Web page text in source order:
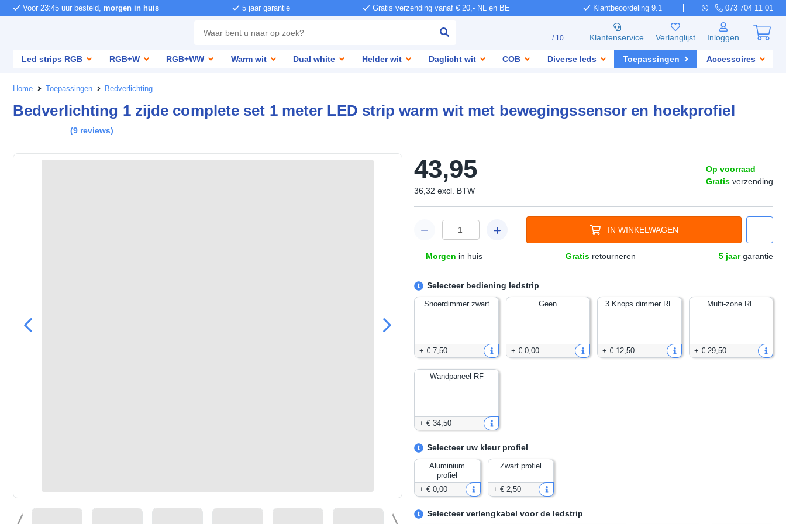
Voor 23:45 uur besteld, morgen in huis 5 jaar garantie Gratis verzending vanaf € 20,- NL en BE Klantbeoordeling 9.1 073 704 11 01
/ 10 Klantenservice Verlanglijst Inloggen
Led strips RGB RGB+W RGB+WW Warm wit Dual white Helder wit Daglicht wit COB Diverse leds Toepassingen Accessoires
Home Toepassingen Bedverlichting
Bedverlichting 1 zijde complete set 1 meter LED strip warm wit met bewegingssensor en hoekprofiel
(9 reviews)
43,95
36 ,32 excl. BTW
Op voorraad
Gratis verzending
IN WINKELWAGEN
Morgen in huis Gratis retourneren 5 jaargarantie
Selecteer bediening ledstrip
Snoerdimmer zwart
+ € 7,50
Geen
+ € 0,00
3 Knops dimmer RF
+ € 12,50
Multi-zone RF
+ € 29,50
Wandpaneel RF
+ € 34,50
Selecteer uw kleur profiel
Aluminium
profiel
+ € 0,00
Zwart profiel
+ € 2,50
Selecteer verlengkabel voor de ledstrip